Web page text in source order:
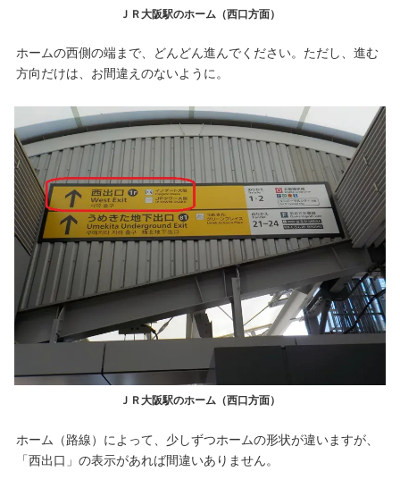
ＪＲ大阪駅のホーム（西口方面）
ホームの西側の端まで、どんどん進んでください。ただし、進む
方向だけは、お間違えのないように。
ＪＲ大阪駅のホーム（西口方面）
ホーム（路線）によって、少しずつホームの形状が違いますが、
「西出口」の表示があれば間違いありません。